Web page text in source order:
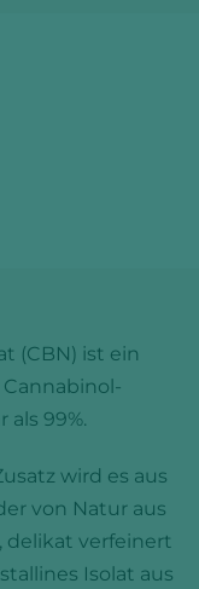
(CBN) ist ein
99%.
wird es aus
von Natur aus
delikat verfeinert
Isolat aus